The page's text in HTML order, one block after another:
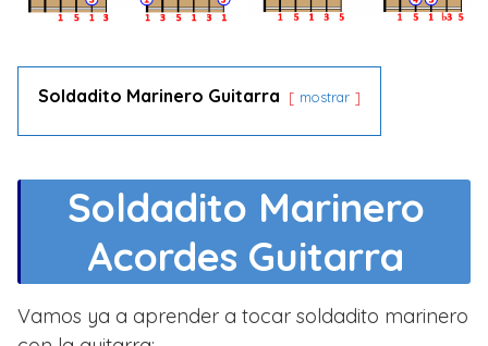
Soldadito Marinero Guitarra mostrar
Soldadito Marinero
Acordes Guitarra
Vamos ya a aprender a tocar soldadito marinero